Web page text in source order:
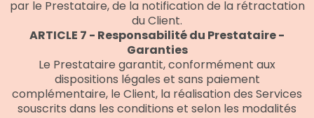
par le Prestataire, de la notification de la rétractation
du Client.
ARTICLE 7 - Responsabilité du Prestataire -
Garanties
Le Prestataire garantit, conformément aux
dispositions légales et sans paiement
complémentaire, le Client, la réalisation des Services
souscrits dans les conditions et selon les modalités